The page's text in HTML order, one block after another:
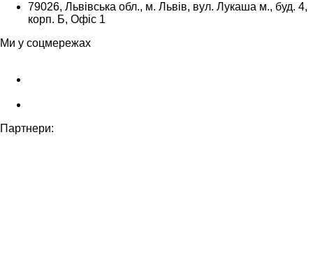
79026, Львівська обл., м. Львів, вул. Лукаша м., буд. 4,
корп. Б, Офіс 1
Ми у соцмережах
Партнери: